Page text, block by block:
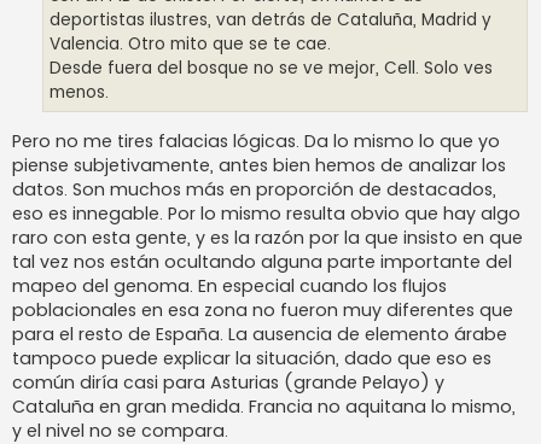
deportistas ilustres, van detrás de Cataluña, Madrid y
Valencia. Otro mito que se te cae.
Desde fuera del bosque no se ve mejor, Cell. Solo ves
menos.
Pero no me tires falacias lógicas. Da lo mismo lo que yo
piense subjetivamente, antes bien hemos de analizar los
datos. Son muchos más en proporción de destacados,
eso es innegable. Por lo mismo resulta obvio que hay algo
raro con esta gente, y es la razón por la que insisto en que
tal vez nos están ocultando alguna parte importante del
mapeo del genoma. En especial cuando los flujos
poblacionales en esa zona no fueron muy diferentes que
para el resto de España. La ausencia de elemento árabe
tampoco puede explicar la situación, dado que eso es
común diría casi para Asturias (grande Pelayo) y
Cataluña en gran medida. Francia no aquitana lo mismo,
y el nivel no se compara.